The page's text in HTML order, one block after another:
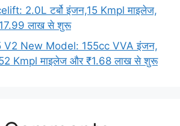
2.0L टर्बो इंजन,15 Kmpl माइलेज,
लाख से शुरू
V2 New Model: 155cc VVA इंजन,
52 Kmpl माइलेज और ₹1.68 लाख से शुरू